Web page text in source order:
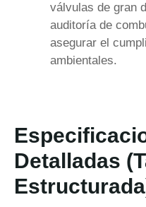
válvulas de gran
auditoría de
asegurar el
ambientales.
Detalladas